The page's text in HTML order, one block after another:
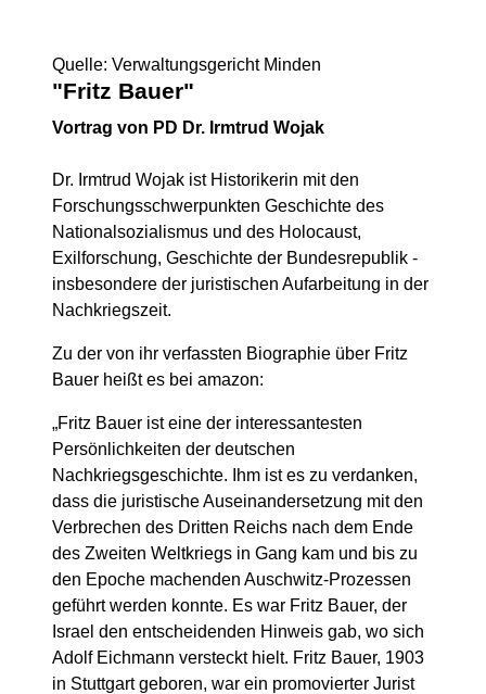
Quelle: Verwaltungsgericht Minden
"Fritz Bauer"
Vortrag von PD Dr. Irmtrud Wojak
Dr. Irmtrud Wojak ist Historikerin mit den
Forschungsschwerpunkten Geschichte des
Nationalsozialismus und des Holocaust,
Exilforschung, Geschichte der Bundesrepublik -
insbesondere der juristischen Aufarbeitung in der
Nachkriegszeit.
Zu der von ihr verfassten Biographie über Fritz
Bauer heißt es bei amazon:
„Fritz Bauer ist eine der interessantesten
Persönlichkeiten der deutschen
Nachkriegsgeschichte. Ihm ist es zu verdanken,
dass die juristische Auseinandersetzung mit den
Verbrechen des Dritten Reichs nach dem Ende
des Zweiten Weltkriegs in Gang kam und bis zu
den Epoche machenden Auschwitz-Prozessen
geführt werden konnte. Es war Fritz Bauer, der
Israel den entscheidenden Hinweis gab, wo sich
Adolf Eichmann versteckt hielt. Fritz Bauer, 1903
in Stuttgart geboren, war ein promovierter Jurist